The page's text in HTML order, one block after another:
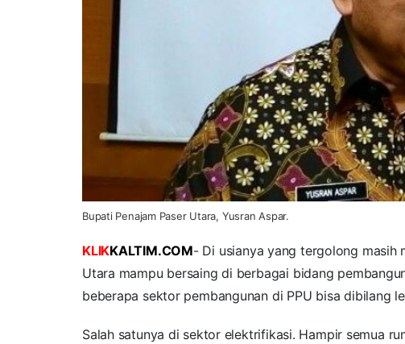
Bupati Penajam Paser Utara, Yusran Aspar.
KLIKKALTIM.COM- Di usianya yang tergolong masih
Utara mampu bersaing di berbagai bidang
beberapa sektor pembangunan di PPU bisa dibilang
Salah satunya di sektor elektrifikasi. Hampir semua